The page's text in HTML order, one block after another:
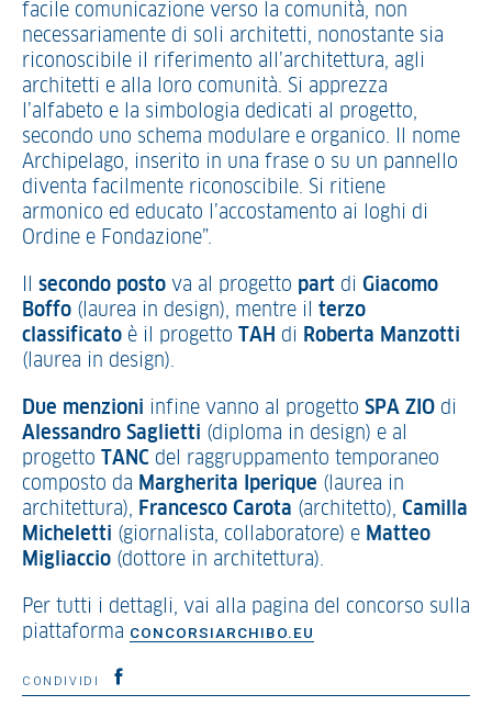
facile comunicazione verso la comunità, non
necessariamente di soli architetti, nonostante sia
riconoscibile il riferimento all’architettura, agli
architetti e alla loro comunità. Si apprezza
l’alfabeto e la simbologia dedicati al progetto,
secondo uno schema modulare e organico. Il nome
Archipelago, inserito in una frase o su un pannello
diventa facilmente riconoscibile. Si ritiene
armonico ed educato l’accostamento ai loghi di
Ordine e Fondazione”.
secondo posto va al progetto part di Giacomo
Boffo (laurea in design), mentre il terzo
classificato è il progetto TAH di Roberta Manzotti
(laurea in design).
Due menzioni infine vanno al progetto SPA ZIO di
Alessandro Saglietti (diploma in design) e al
progetto
TANC del raggruppamento temporaneo
composto da Margherita Iperique (laurea in
architettura), Francesco Carota (architetto), Camilla
Micheletti (giornalista, collaboratore) e Matteo
Migliaccio (dottore in architettura).
Per tutti i dettagli, vai alla pagina del concorso sulla
piattaforma CONCORSIARCHIBO.EU
CONDIVIDI